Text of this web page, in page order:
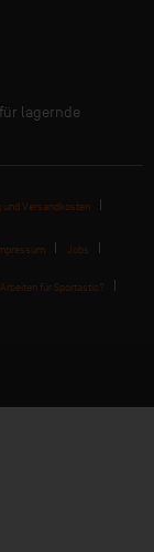
lagernde
und Versandkosten
Jobs
für Sportastic?